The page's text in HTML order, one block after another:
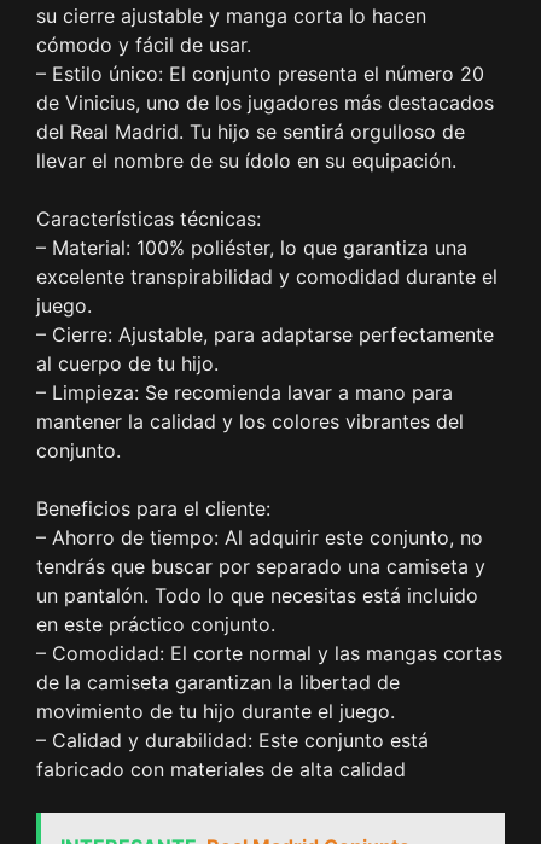
su cierre ajustable y manga corta lo hacen
cómodo y fácil de usar.
– Estilo único: El conjunto presenta el número 20
de Vinicius, uno de los jugadores más destacados
del Real Madrid. Tu hijo se sentirá orgulloso de
llevar el nombre de su ídolo en su equipación.
Características técnicas:
– Material: 100% poliéster, lo que garantiza una
excelente transpirabilidad y comodidad durante el
juego.
– Cierre: Ajustable, para adaptarse perfectamente
al cuerpo de tu hijo.
– Limpieza: Se recomienda lavar a mano para
mantener la calidad y los colores vibrantes del
conjunto.
Beneficios para el cliente:
– Ahorro de tiempo: Al adquirir este conjunto, no
tendrás que buscar por separado una camiseta y
un pantalón. Todo lo que necesitas está incluido
en este práctico conjunto.
– Comodidad: El corte normal y las mangas cortas
de la camiseta garantizan la libertad de
movimiento de tu hijo durante el juego.
– Calidad y durabilidad: Este conjunto está
fabricado con materiales de alta calidad